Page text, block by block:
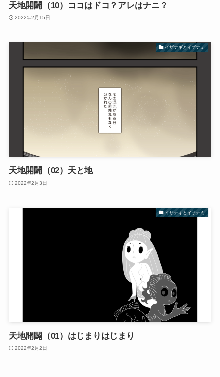
天地開闢（10）ココはドコ？アレはナニ？
2022年2月15日
イザナギとイザナミ
天地開闢（02）天と地
2022年2月3日
イザナギとイザナミ
天地開闢（01）はじまりはじまり
2022年2月2日